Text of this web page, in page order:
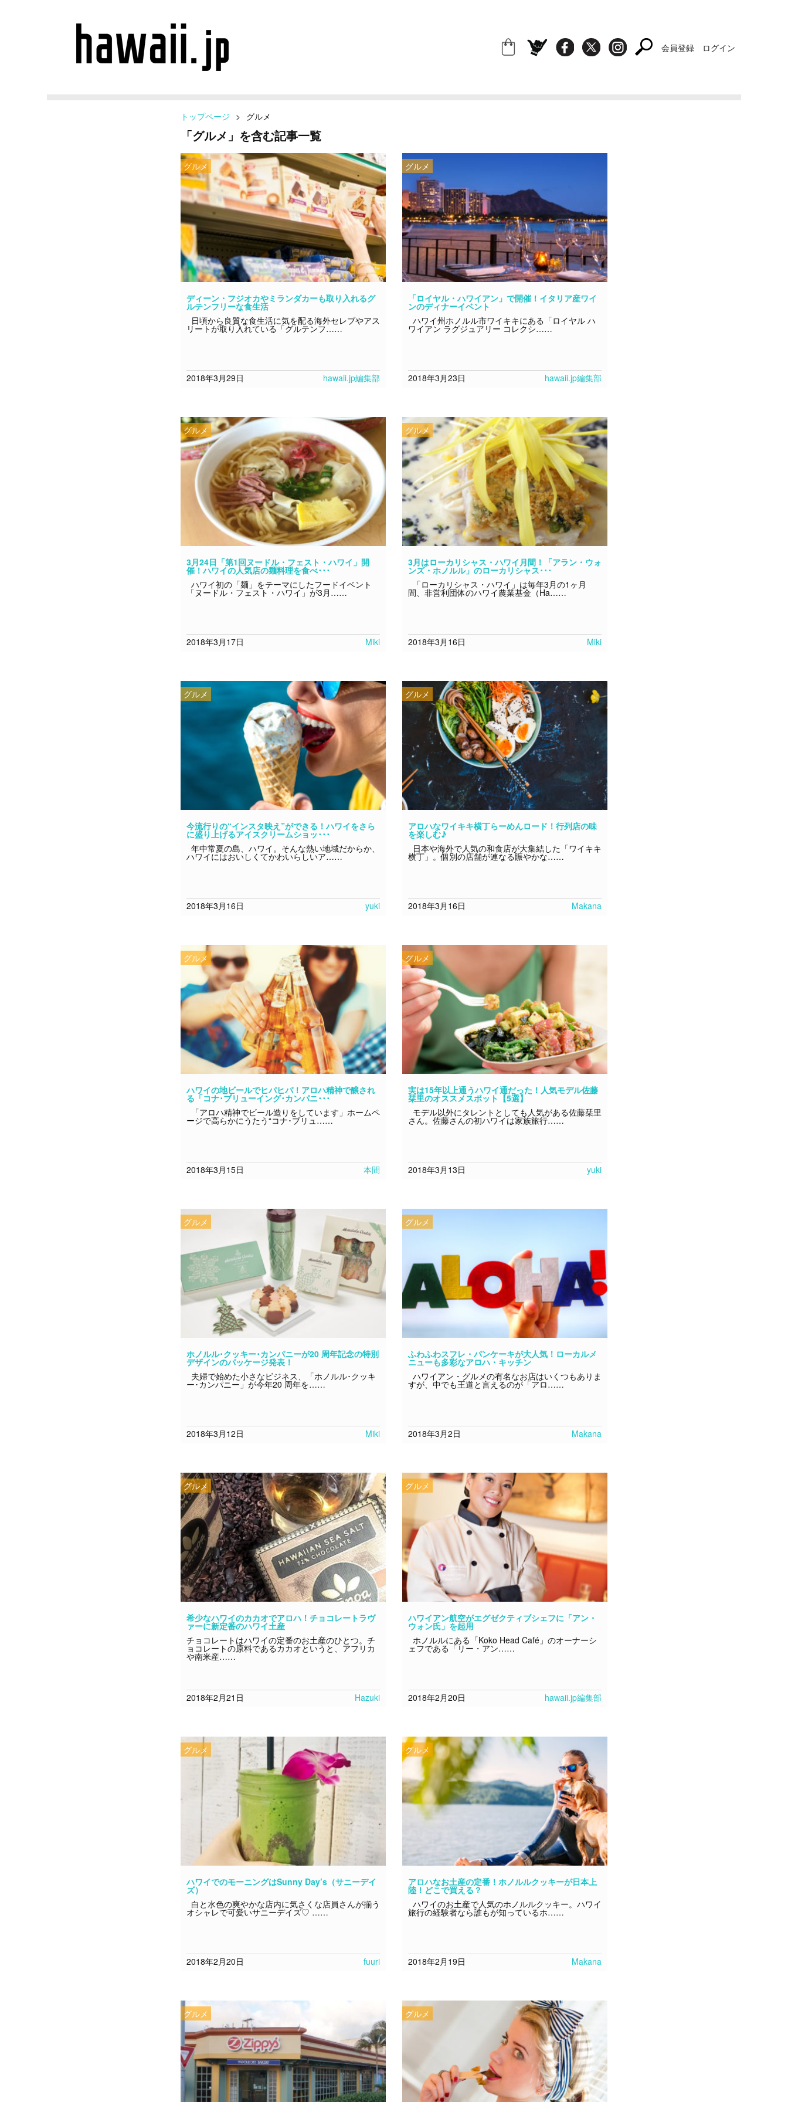
会員登録 ログイン
トップページ > グルメ
「グルメ」を含む記事一覧
グルメ
ディーン・フジオカやミランダカーも取り入れるグ
ルテンフリーな食生活
日頃から良質な食生活に気を配る海外セレブやアス
リートが取り入れている「グルテンフ……
2018年3月29日 hawaii.jp編集部
グルメ
「ロイヤル・ハワイアン」で開催！イタリア産ワイ
ンのディナーイベント
ハワイ州ホノルル市ワイキキにある「ロイヤル ハ
ワイアン ラグジュアリー コレクシ……
2018年3月23日 hawaii.jp編集部
グルメ
3月24日「第1回ヌードル・フェスト・ハワイ」開
催！ハワイの人気店の麺料理を食べ･･･
ハワイ初の「麺」をテーマにしたフードイベント
「ヌードル・フェスト・ハワイ」が3月……
2018年3月17日 Miki
グルメ
3月はローカリシャス・ハワイ月間！「アラン・ウォ
ンズ・ホノルル」のローカリシャス･･･
「ローカリシャス・ハワイ」は毎年3月の1ヶ月
間、非営利団体のハワイ農業基金（Ha……
2018年3月16日 Miki
グルメ
今流行りの“インスタ映え”ができる！ハワイをさら
に盛り上げるアイスクリームショッ･･･
年中常夏の島、ハワイ。そんな熱い地域だからか、
ハワイにはおいしくてかわいらしいア……
2018年3月16日 yuki
グルメ
アロハなワイキキ横丁らーめんロード！行列店の味
を楽しむ♪
日本や海外で人気の和食店が大集結した「ワイキキ
横丁」。個別の店舗が連なる賑やかな……
2018年3月16日 Makana
グルメ
ハワイの地ビールでヒパヒパ！アロハ精神で醸され
る「コナ･ブリューイング･カンパニ･･･
「アロハ精神でビール造りをしています」ホームペ
ージで高らかにうたう“コナ･ブリュ……
2018年3月15日 本間
グルメ
実は15年以上通うハワイ通だった！人気モデル佐藤
栞里のオススメスポット【5選】
モデル以外にタレントとしても人気がある佐藤栞里
さん。佐藤さんの初ハワイは家族旅行……
2018年3月13日 yuki
グルメ
ホノルル･クッキー･カンパニーが20 周年記念の特別
デザインのパッケージ発表！
夫婦で始めた小さなビジネス、「ホノルル･クッキ
ー･カンパニー」が今年20 周年を……
2018年3月12日 Miki
グルメ
ふわふわスフレ・パンケーキが大人気！ローカルメ
ニューも多彩なアロハ・キッチン
ハワイアン・グルメの有名なお店はいくつもありま
すが、中でも王道と言えるのが「アロ……
2018年3月2日 Makana
グルメ
希少なハワイのカカオでアロハ！チョコレートラヴ
ァーに新定番のハワイ土産
チョコレートはハワイの定番のお土産のひとつ。チ
ョコレートの原料であるカカオというと、アフリカ
や南米産……
2018年2月21日 Hazuki
グルメ
ハワイアン航空がエグゼクティブシェフに「アン・
ウォン氏」を起用
ホノルルにある「Koko Head Café」のオーナーシ
ェフである「リー・アン……
2018年2月20日 hawaii.jp編集部
グルメ
ハワイでのモーニングはSunny Day’s（サニーデイ
ズ）
白と水色の爽やかな店内に気さくな店員さんが揃う
オシャレで可愛いサニーデイズ♡ ……
2018年2月20日 fuuri
グルメ
アロハなお土産の定番！ホノルルクッキーが日本上
陸！どこで買える？
ハワイのお土産で人気のホノルルクッキー。ハワイ
旅行の経験者なら誰もが知っているホ……
2018年2月19日 Makana
グルメ グルメ